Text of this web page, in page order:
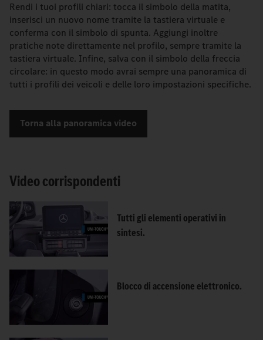
Rendi i tuoi profili chiari: tocca il simbolo della matita,
inserisci un nuovo nome tramite la tastiera virtuale e
conferma con il simbolo di spunta. Aggiungi inoltre
pratiche note direttamente nel profilo, sempre tramite la
tastiera virtuale. Infine, salva con il simbolo della freccia
circolare: in questo modo avrai sempre una panoramica di
tutti i profili dei veicoli e delle loro impostazioni specifiche.
Torna alla panoramica video
Video corrispondenti
Tutti gli elementi operativi in
sintesi.
Blocco di accensione elettronico.